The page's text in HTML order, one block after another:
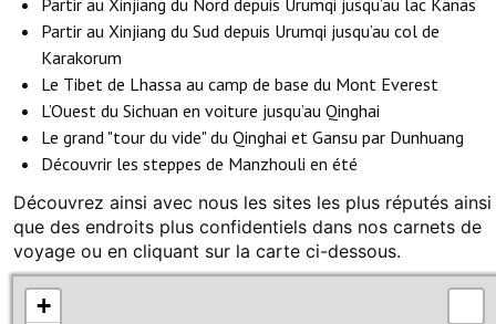
Partir au Xinjiang du Nord depuis Urumqi jusqu’au lac Kanas
Partir au Xinjiang du Sud depuis Urumqi jusqu’au col de
Karakorum
Le Tibet de Lhassa au camp de base du Mont Everest
L’Ouest du Sichuan en voiture jusqu’au Qinghai
Le grand "tour du vide" du Qinghai et Gansu par Dunhuang
Découvrir les steppes de Manzhouli en été
Découvrez ainsi avec nous les sites les plus réputés ainsi
que des endroits plus confidentiels dans nos carnets de
voyage ou en cliquant sur la carte ci-dessous.
+